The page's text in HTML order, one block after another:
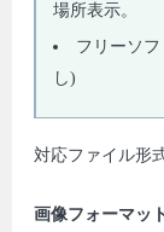
場所表示。
フリーソ
し)
対応ファイル形
画像フォーマッ